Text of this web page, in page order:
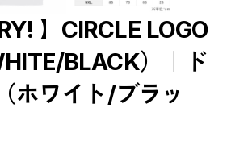
】CIRCLE LOGO
BLACK）｜ド
ホワイト/ブラッ